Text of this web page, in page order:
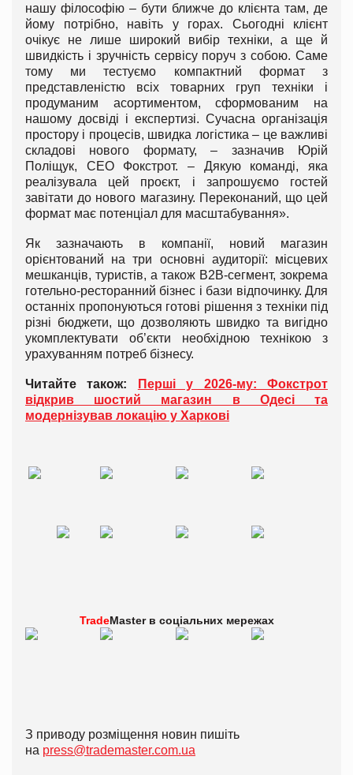
нашу філософію – бути ближче до клієнта там, де
йому потрібно, навіть у горах. Сьогодні клієнт
очікує не лише широкий вибір техніки, а ще й
швидкість і зручність сервісу поруч з собою. Саме
тому ми тестуємо компактний формат з
представленістю всіх товарних груп техніки і
продуманим асортиментом, сформованим на
нашому досвіді і експертизі. Сучасна організація
простору і процесів, швидка логістика – це важливі
складові нового формату, – зазначив Юрій
Поліщук, СЕО Фокстрот. – Дякую команді, яка
реалізувала цей проєкт, і запрошуємо гостей
завітати до нового магазину. Переконаний, що цей
формат має потенціал для масштабування».
Як зазначають в компанії, новий магазин
орієнтований на три основні аудиторії: місцевих
мешканців, туристів, а також B2B-сегмент, зокрема
готельно-ресторанний бізнес і бази відпочинку. Для
останніх пропонуються готові рішення з техніки під
різні бюджети, що дозволяють швидко та вигідно
укомплектувати об’єкти необхідною технікою з
урахуванням потреб бізнесу.
Читайте також:
Перші у 2026-му: Фокстрот
відкрив шостий магазин в Одесі та
модернізував локацію у Харкові
TradeMaster в соціальних мережах
З приводу розміщення новин пишіть
на press@trademaster.com.ua